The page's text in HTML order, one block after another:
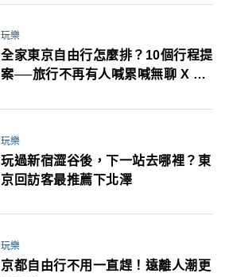
萬！注意事項一次看！
玩樂
全家東京自由行怎麼排？10個行程提
案──旅行不再有人喊累喊無聊 X 爸
玩樂
玩過新宿澀谷後，下一站去哪裡？東
京回訪客最推薦下北澤
玩樂
京都自由行不用一直趕！遠離人潮更